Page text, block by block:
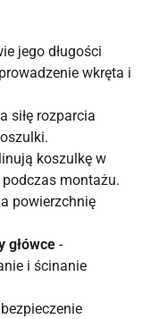
jego długości
wkręta i
siłę rozparcia
koszulkę w
montażu.
powierzchnię
główce -
i ścinanie